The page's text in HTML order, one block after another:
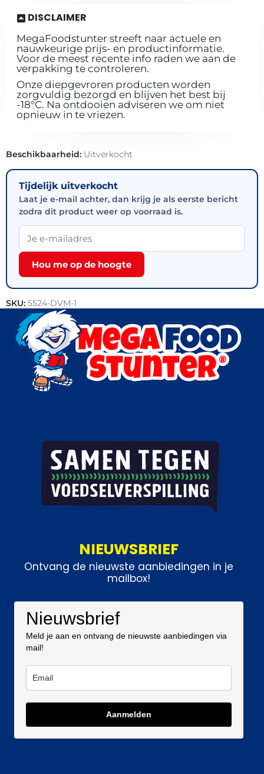
DISCLAIMER
MegaFoodstunter streeft naar actuele en
nauwkeurige prijs- en productinformatie.
Voor de meest recente info raden we aan de
verpakking te controleren.
Onze diepgevroren producten worden
zorgvuldig bezorgd en blijven het best bij
-18°C. Na ontdooien adviseren we om niet
opnieuw in te vriezen.
Beschikbaarheid: Uitverkocht
Tijdelijk uitverkocht
Laat je e-mail achter, dan krijg je als eerste bericht
zodra dit product weer op voorraad is.
Hou me op de hoogte
SKU: 5524-DVM-1
Categorieën:Outlet
NIEUWSBRIEF
Ontvang de nieuwste aanbiedingen in je
mailbox!
Nieuwsbrief
Meld je aan en ontvang de nieuwste aanbiedingen via
mail!
Aanmelden